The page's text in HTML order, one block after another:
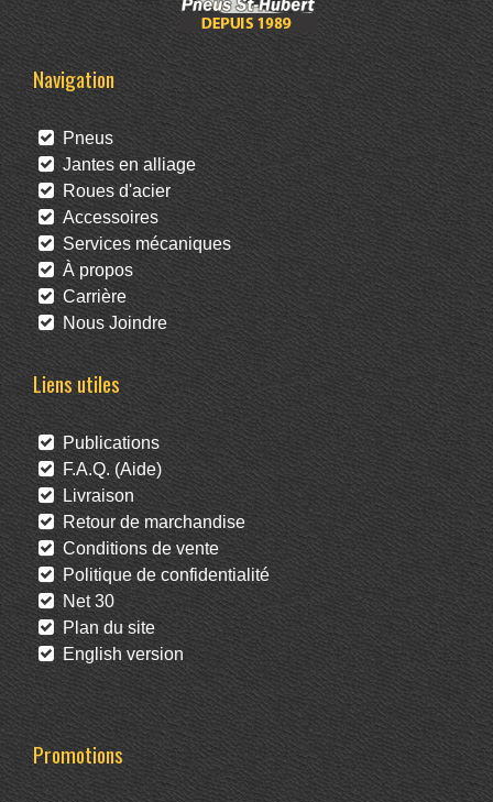
Navigation
Pneus
Jantes en alliage
Roues d'acier
Accessoires
Services mécaniques
À propos
Carrière
Nous Joindre
Liens utiles
Publications
F.A.Q. (Aide)
Livraison
Retour de marchandise
Conditions de vente
Politique de confidentialité
Net 30
Plan du site
English version
Promotions